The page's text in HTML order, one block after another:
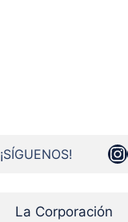
¡SÍGUENOS!
La Corporación